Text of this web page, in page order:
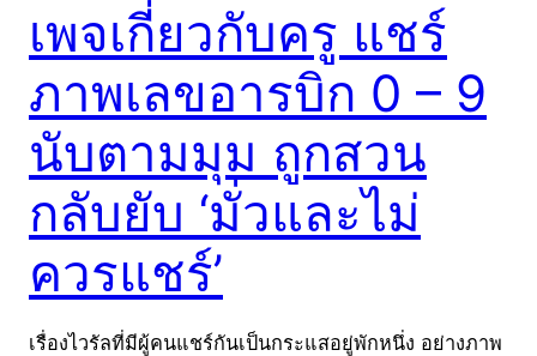
เพจเกี่ยวกับครู แชร์
ภาพเลขอารบิก 0 – 9
นับตามมุม ถูกสวน
กลับยับ ‘มั่วและไม่
ควรแชร์’
เรื่องไวรัลที่มีผู้คนแชร์กันเป็นกระแสอยู่พักหนึ่ง อย่างภาพ